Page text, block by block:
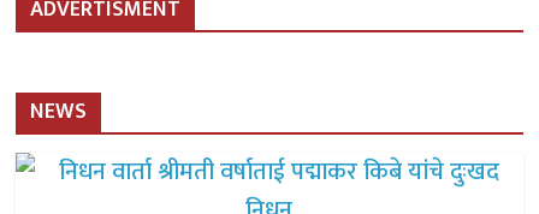
ADVERTISMENT
NEWS